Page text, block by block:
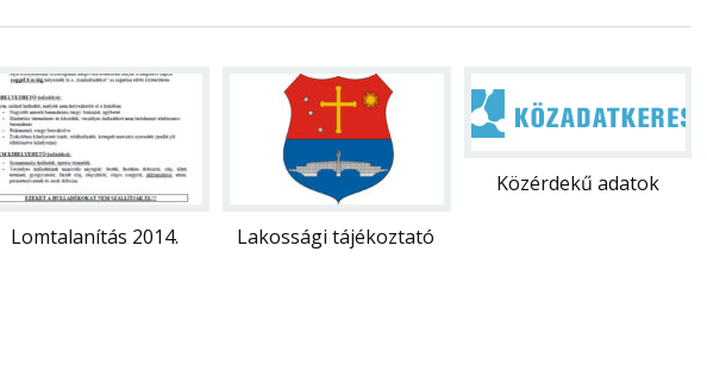
Lomtalanítás 2014. Lakossági tájékoztató
Közérdekű adatok